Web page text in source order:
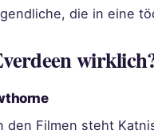
die in eine
den Filmen steht